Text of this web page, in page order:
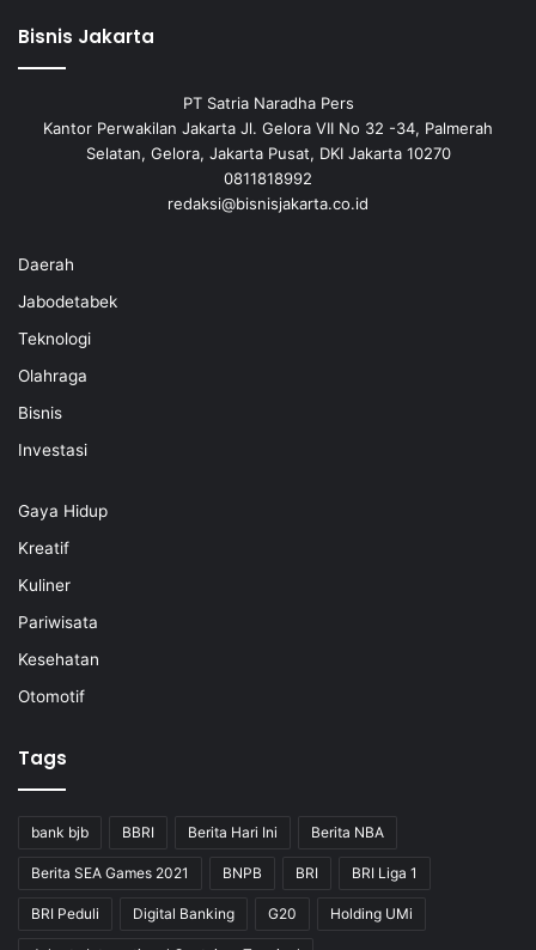
Bisnis Jakarta
PT Satria Naradha Pers
Kantor Perwakilan Jakarta Jl. Gelora VII No 32 -34, Palmerah
Selatan, Gelora, Jakarta Pusat, DKI Jakarta 10270
0811818992
redaksi@bisnisjakarta.co.id
Daerah
Jabodetabek
Teknologi
Olahraga
Bisnis
Investasi
Gaya Hidup
Kreatif
Kuliner
Pariwisata
Kesehatan
Otomotif
Tags
bank bjb BBRI Berita Hari Ini Berita NBA
Berita SEA Games 2021 BNPB BRI BRI Liga 1
BRI Peduli Digital Banking G20 Holding UMi